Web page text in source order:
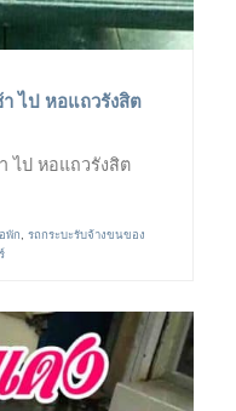
ไป หอแถวรังสิต
ไป หอแถวรังสิต
พัก
รถกระบะรับจ้างขนของ